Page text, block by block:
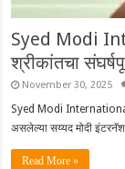
Syed Modi
श्रीकांतचा
November 30, 2025
Syed Modi International
असलेल्या सय्यद मोदी
Read More »